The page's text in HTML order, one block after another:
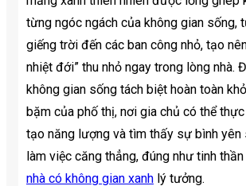
từng ngóc ngách của không gian sống,
giếng trời đến các ban công nhỏ, tạo
nhiệt đới” thu nhỏ ngay trong lòng nhà.
không gian sống tách biệt hoàn toàn
bặm của phố thị, nơi gia chủ có thể
tạo năng lượng và tìm thấy sự bình yên
làm việc căng thẳng, đúng như tinh
nhà có không gian xanh lý tưởng.